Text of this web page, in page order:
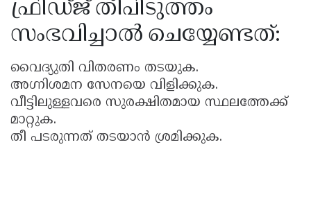
ഫ്രിഡ്ജ് തീപിടുത്തം
സംഭവിച്ചാൽ ചെയ്യേണ്ടത്:
വൈദ്യുതി വിതരണം തടയുക.
അഗ്നിശമന സേനയെ വിളിക്കുക.
വീട്ടിലുള്ളവരെ സുരക്ഷിതമായ സ്ഥലത്തേക്ക്
മാറ്റുക.
തീ പടരുന്നത് തടയാൻ ശ്രമിക്കുക.